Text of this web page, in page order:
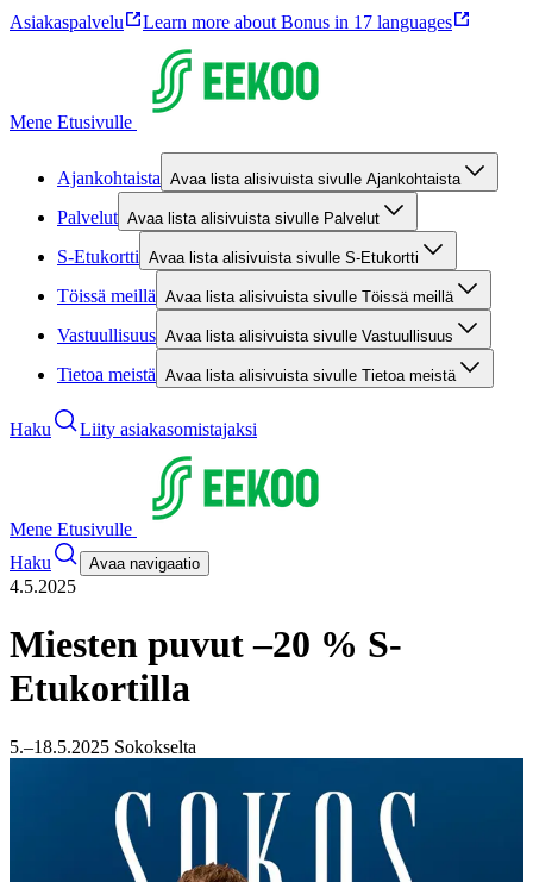
Asiakaspalvelu Learn more about Bonus in 17 languages
Mene Etusivulle
Ajankohtaista Avaa lista alisivuista sivulle Ajankohtaista
Palvelut Avaa lista alisivuista sivulle Palvelut
S-Etukortti Avaa lista alisivuista sivulle S-Etukortti
Töissä meillä Avaa lista alisivuista sivulle Töissä meillä
Vastuullisuus Avaa lista alisivuista sivulle Vastuullisuus
Tietoa meistä Avaa lista alisivuista sivulle Tietoa meistä
Haku Liity asiakasomistajaksi
Mene Etusivulle
Haku
Avaa navigaatio
4.5.2025
Miesten puvut –20 % S-
Etukortilla
5.–18.5.2025 Sokokselta